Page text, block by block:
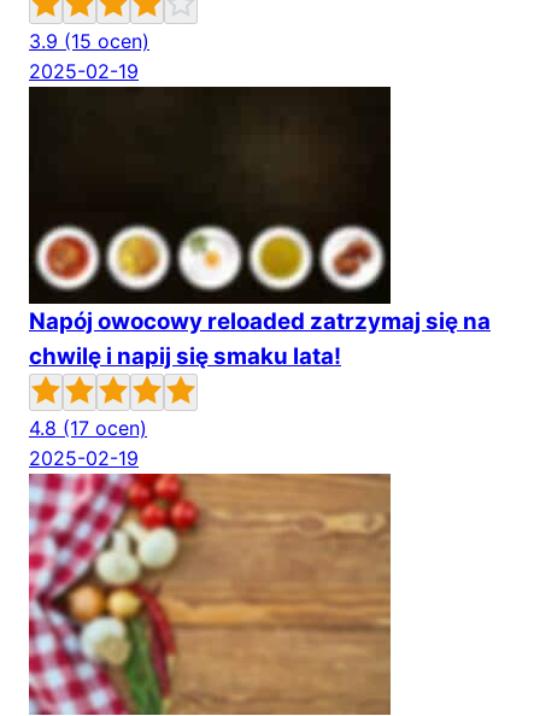
3.9 (15 ocen)
2025-02-19
Napój owocowy reloaded zatrzymaj się na
chwilę i napij się smaku lata!
4.8 (17 ocen)
2025-02-19